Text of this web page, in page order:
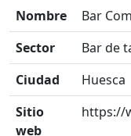
Nombre
Bar
Sector
Bar de
Ciudad
Huesca
Sitio
web
https://